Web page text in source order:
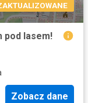
pod lasem!
Zobacz dane